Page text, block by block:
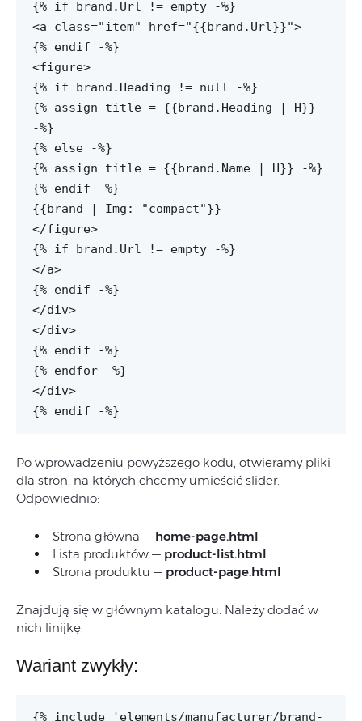
{% if brand.Url != empty -%}
<a class="item" href="{{brand.Url}}">
{% endif -%}
<figure>
{% if brand.Heading != null -%}
{% assign title = {{brand.Heading | H}}
-%}
{% else -%}
{% assign title = {{brand.Name | H}} -%}
{% endif -%}
{{brand | Img: "compact"}}
</figure>
{% if brand.Url != empty -%}
</a>
{% endif -%}
</div>
</div>
{% endif -%}
{% endfor -%}
</div>
{% endif -%}
Po wprowadzeniu powyższego kodu, otwieramy pliki
dla stron, na których chcemy umieścić slider.
Odpowiednio:
Strona główna — home-page.html
Lista produktów — product-list.html
Strona produktu — product-page.html
Znajdują się w głównym katalogu. Należy dodać w
nich linijkę:
Wariant zwykły:
{% include 'elements/manufacturer/brand-